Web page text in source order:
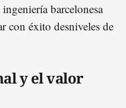
barcelonesa
con éxito desniveles de
y el valor